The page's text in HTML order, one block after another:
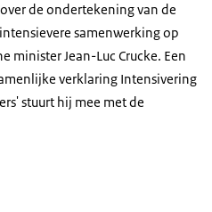
de ondertekening van de
samenwerking op
minister Jean-Luc Crucke. Een
verklaring Intensivering
stuurt hij mee met de